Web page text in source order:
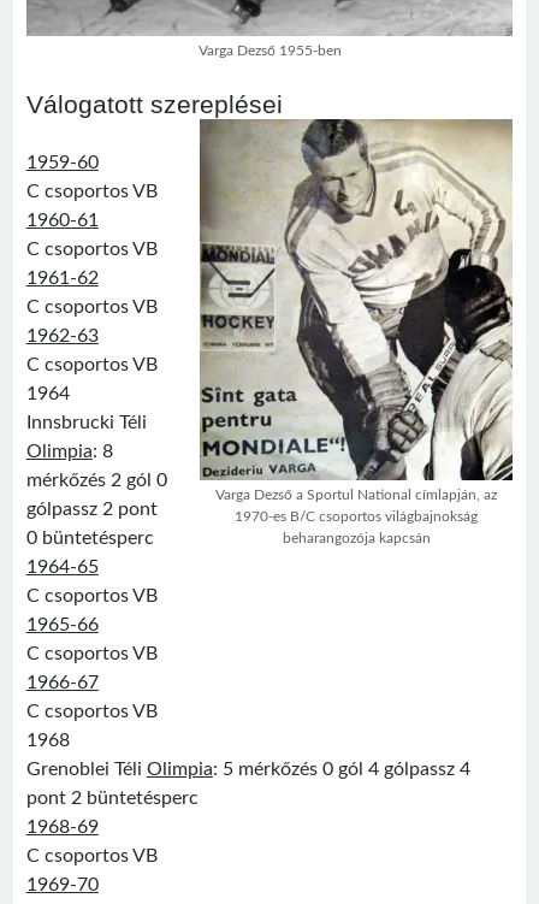
Varga Dezső 1955-ben
Válogatott szereplései
Varga Dezső a Sportul National címlapján, az
1970-es B/C csoportos világbajnokság
beharangozója kapcsán
1959-60
C csoportos VB
1960-61
C csoportos VB
1961-62
C csoportos VB
1962-63
C csoportos VB
1964
Innsbrucki Téli
Olimpia: 8
mérkőzés 2 gól 0
gólpassz 2 pont
0 büntetésperc
1964-65
C csoportos VB
1965-66
C csoportos VB
1966-67
C csoportos VB
1968
Grenoblei Téli Olimpia: 5 mérkőzés 0 gól 4 gólpassz 4
pont 2 büntetésperc
1968-69
C csoportos VB
1969-70